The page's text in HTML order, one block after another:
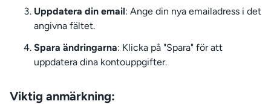
Uppdatera din email: Ange din nya emailadress i det
angivna fältet.
Spara ändringarna: Klicka på "Spara" för att
uppdatera dina kontouppgifter.
Viktig anmärkning: